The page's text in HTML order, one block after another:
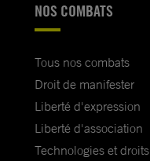
NOS COMBATS
Tous nos combats
Droit de manifester
Liberté d'expression
Liberté d'association
Technologies et droits